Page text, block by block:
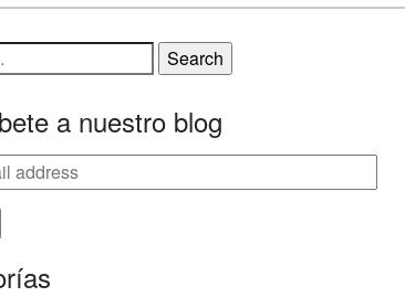
a nuestro blog